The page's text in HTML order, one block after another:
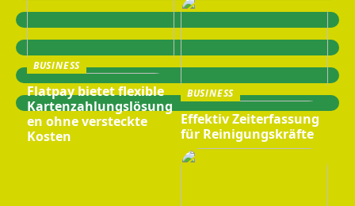
BUSINESS
Flatpay bietet flexible
Kartenzahlungslösung
en ohne versteckte
Kosten
BUSINESS
Effektiv Zeiterfassung
für Reinigungskräfte